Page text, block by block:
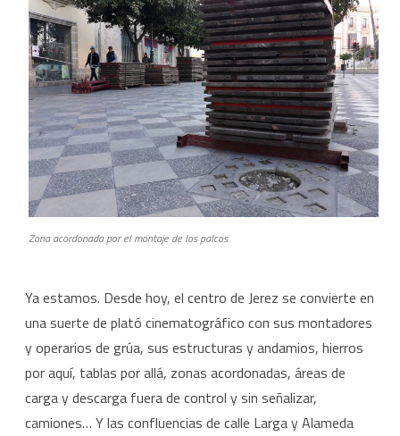
Zona acordonada por el montaje de los palcos.
Ya estamos. Desde hoy, el centro de Jerez se convierte en
una suerte de plató cinematográfico con sus montadores
y operarios de grúa, sus estructuras y andamios, hierros
por aquí, tablas por allá, zonas acordonadas, áreas de
carga y descarga fuera de control y sin señalizar,
camiones… Y las confluencias de calle Larga y Alameda